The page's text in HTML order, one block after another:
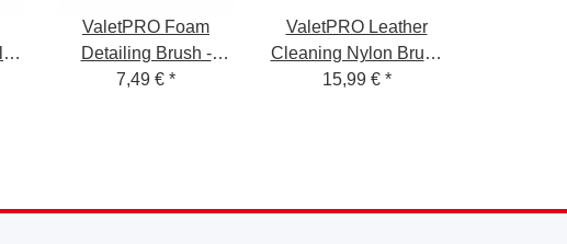
ValetPRO Foam
Detailing Brush -
Schaumstoff
7,49 € *
ValetPRO Leather
Cleaning Nylon Brush
- Leder
15,99 € *